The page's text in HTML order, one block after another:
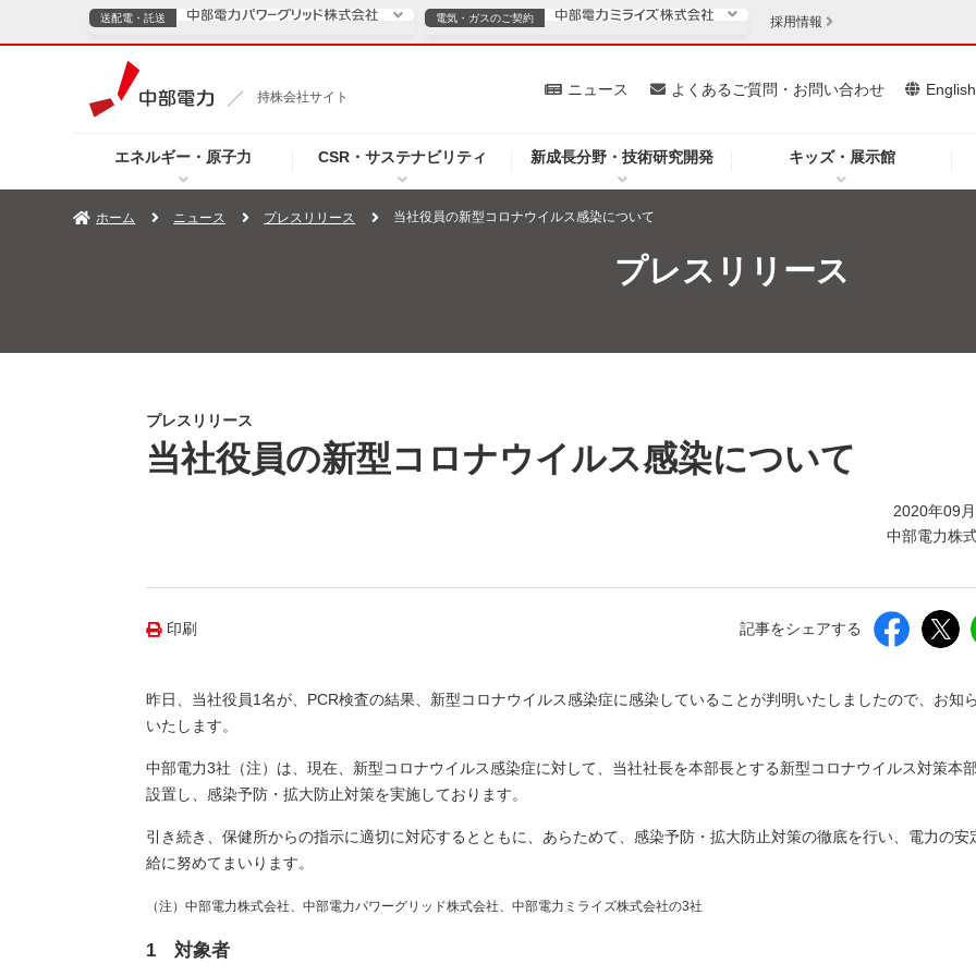
持株会社サイト
エネルギー・原子力 CSR・サステナビリティ 新成長分野・技術研究開発 キッズ・展示館
ニュース よくあるご質問・お問い合わせ English
送配電・託送
TOPページへ ご案内 安定供給
企業情報
電気・ガスのご契約
電気・ガスのご契約
TOPページへ 個人のお客さま 法人のお客さま
採用情報
ホーム ニュース プレスリリース 当社役員の新型コロナウイルス感染について
プレスリリース
プレスリリース
当社役員の新型コロナウイルス感染について
2020年09
中部電力株
印刷 記事をシェアする
昨日、当社役員1名が、PCR検査の結果、新型コロナウイルス感染症に感染していることが判明いたしましたので、お知
いたします。
中部電力3社（注）は、現在、新型コロナウイルス感染症に対して、当社社長を本部長とする新型コロナウイルス対策本
設置し、感染予防・拡大防止対策を実施しております。
引き続き、保健所からの指示に適切に対応するとともに、あらためて、感染予防・拡大防止対策の徹底を行い、電力の安
給に努めてまいります。
（注）中部電力株式会社、中部電力パワーグリッド株式会社、中部電力ミライズ株式会社の3社
1 対象者